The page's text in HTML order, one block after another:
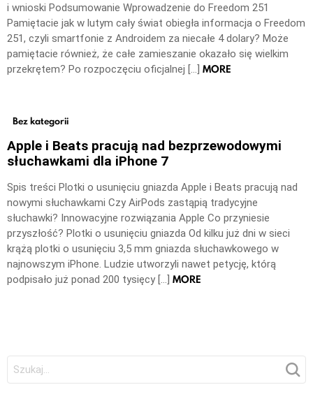
i wnioski Podsumowanie Wprowadzenie do Freedom 251
Pamiętacie jak w lutym cały świat obiegła informacja o Freedom
251, czyli smartfonie z Androidem za niecałe 4 dolary? Może
pamiętacie również, że całe zamieszanie okazało się wielkim
przekrętem? Po rozpoczęciu oficjalnej […] MORE
Bez kategorii
Apple i Beats pracują nad bezprzewodowymi
słuchawkami dla iPhone 7
Spis treści Plotki o usunięciu gniazda Apple i Beats pracują nad
nowymi słuchawkami Czy AirPods zastąpią tradycyjne
słuchawki? Innowacyjne rozwiązania Apple Co przyniesie
przyszłość? Plotki o usunięciu gniazda Od kilku już dni w sieci
krążą plotki o usunięciu 3,5 mm gniazda słuchawkowego w
najnowszym iPhone. Ludzie utworzyli nawet petycję, którą
podpisało już ponad 200 tysięcy […] MORE
Szukaj: